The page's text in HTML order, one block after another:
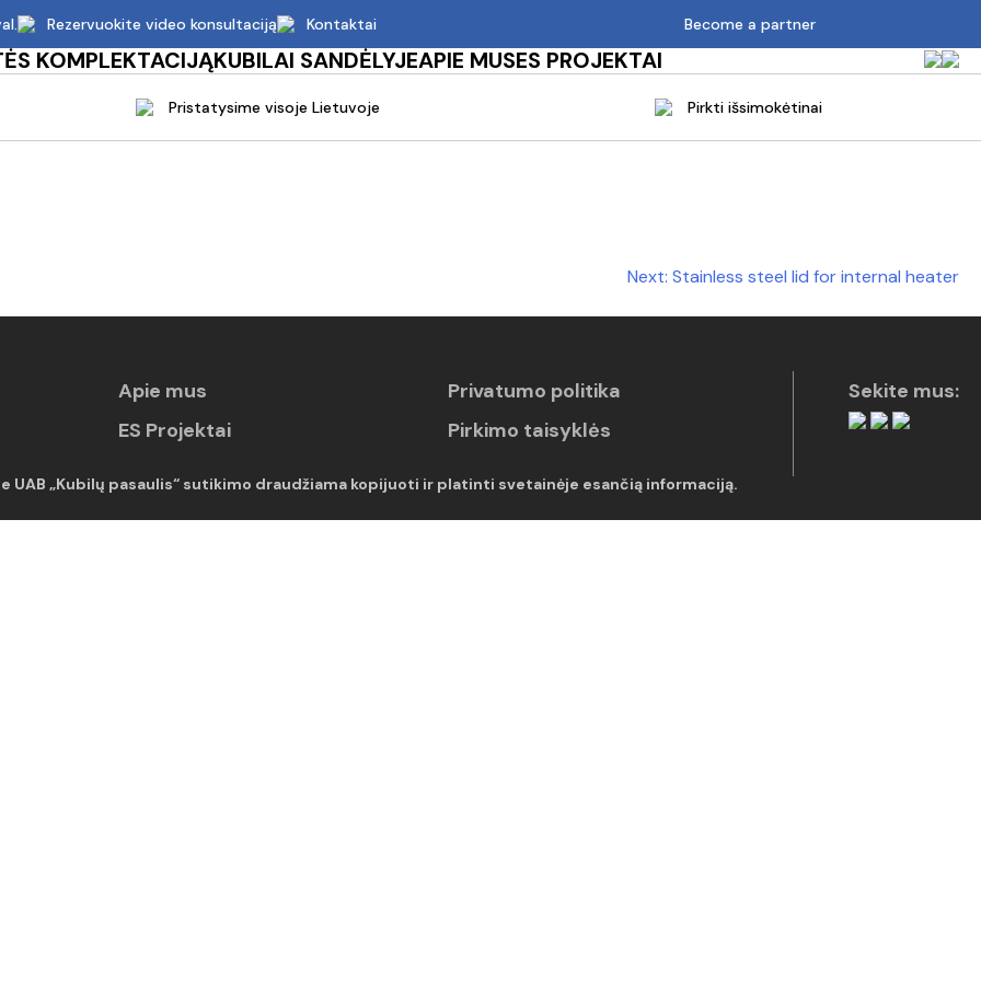
Rezervuokite video konsultaciją Kontaktai Become a partner
KOMPLEKTACIJĄKUBILAI SANDĖLYJEAPIE MUSES PROJEKTAI
Pristatysime visoje Lietuvoje Pirkti išsimokėtinai
Next: Stainless steel lid for internal heater
Apie mus
ES Projektai
Privatumo politika
Pirkimo taisyklės
Sekite mus:
UAB „Kubilų pasaulis“ sutikimo draudžiama kopijuoti ir platinti svetainėje esančią informaciją.